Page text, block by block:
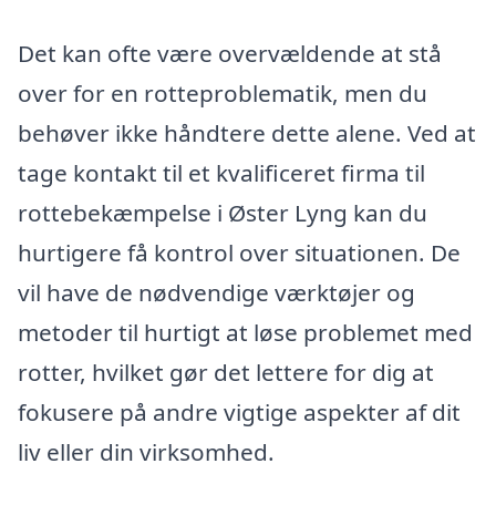
Det kan ofte være overvældende at stå
over for en rotteproblematik, men du
behøver ikke håndtere dette alene. Ved at
tage kontakt til et kvalificeret firma til
rottebekæmpelse i Øster Lyng kan du
hurtigere få kontrol over situationen. De
vil have de nødvendige værktøjer og
metoder til hurtigt at løse problemet med
rotter, hvilket gør det lettere for dig at
fokusere på andre vigtige aspekter af dit
liv eller din virksomhed.